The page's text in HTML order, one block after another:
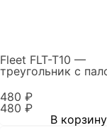
Fleet FLT-T10 —
треугольник с
480 ₽
480 ₽
В корзину